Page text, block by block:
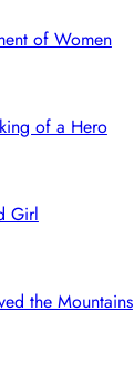
of Women
of a Hero
Girl
the Mountains